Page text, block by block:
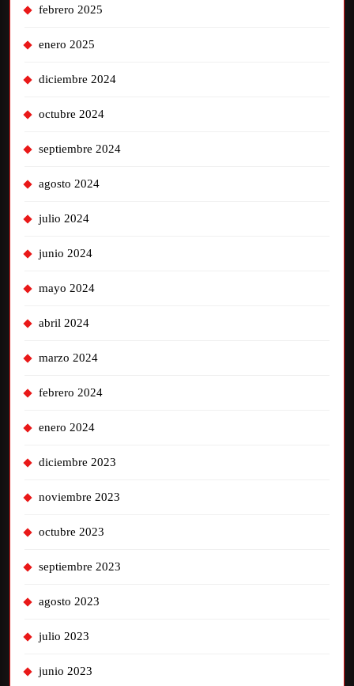
febrero 2025
enero 2025
diciembre 2024
octubre 2024
septiembre 2024
agosto 2024
julio 2024
junio 2024
mayo 2024
abril 2024
marzo 2024
febrero 2024
enero 2024
diciembre 2023
noviembre 2023
octubre 2023
septiembre 2023
agosto 2023
julio 2023
junio 2023